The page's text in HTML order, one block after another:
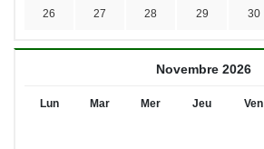
26 27 28 29 30
Novembre 2026
Lun Mar Mer Jeu Ven